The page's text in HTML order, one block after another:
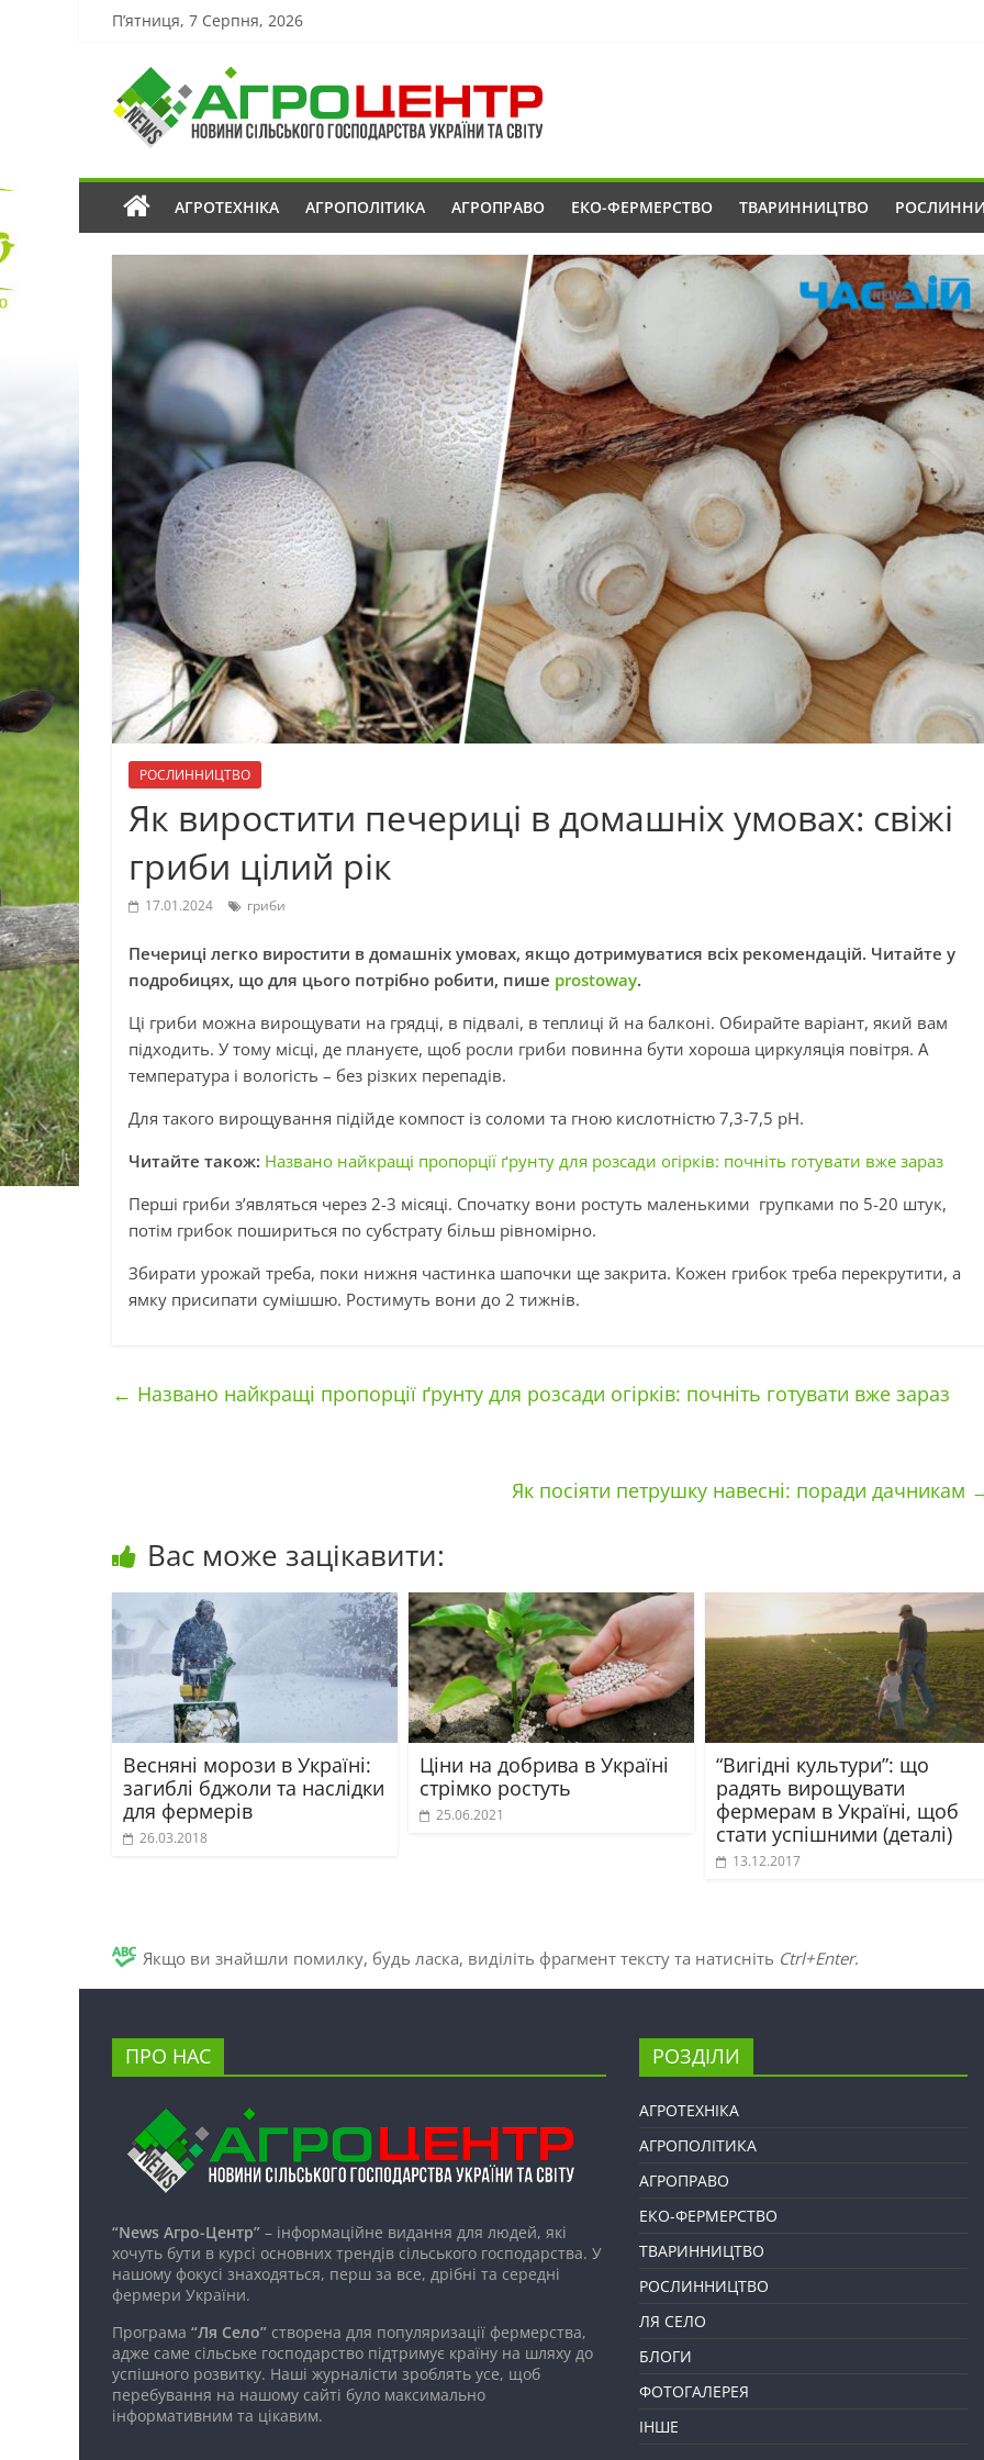
П’ятниця, 7 Серпня, 2026
АГРОТЕХНІКА АГРОПОЛІТИКА АГРОПРАВО ЕКО-ФЕРМЕРСТВО ТВАРИННИЦТВО
РОСЛИННИЦТВО
Як виростити печериці в домашніх умовах: свіжі
гриби цілий рік
17.01.2024 гриби
Печериці легко виростити в домашніх умовах, якщо дотримуватися всіх рекомендацій. Читайте у
подробицях, що для цього потрібно робити, пише prostoway.
Ці гриби можна вирощувати на грядці, в підвалі, в теплиці й на балконі. Обирайте варіант, який вам
підходить. У тому місці, де плануєте, щоб росли гриби повинна бути хороша циркуляція повітря. А
температура і вологість – без різких перепадів.
Для такого вирощування підійде компост із соломи та гною кислотністю 7,3-7,5 pH.
Читайте також: Названо найкращі пропорції ґрунту для розсади огірків: почніть готувати вже зараз
Перші гриби з’являться через 2-3 місяці. Спочатку вони ростуть маленькими групками по 5-20 штук,
потім грибок пошириться по субстрату більш рівномірно.
Збирати урожай треба, поки нижня частинка шапочки ще закрита. Кожен грибок треба перекрутити, а
ямку присипати сумішшю. Ростимуть вони до 2 тижнів.
← Названо найкращі пропорції ґрунту для розсади огірків: почніть готувати вже зараз
Як посіяти петрушку навесні: поради дачникам
Вас може зацікавити:
Весняні морози в Україні:
загиблі бджоли та наслідки
для фермерів
26.03.2018
Ціни на добрива в Україні
стрімко ростуть
25.06.2021
“Вигідні культури”: що
радять вирощувати
фермерам в Україні, щоб
стати успішними (деталі)
13.12.2017
Якщо ви знайшли помилку, будь ласка, виділіть фрагмент тексту та натисніть Ctrl+Enter.
ПРО НАС
“News Агро-Центр” – інформаційне видання для людей, які
хочуть бути в курсі основних трендів сільського господарства. У
нашому фокусі знаходяться, перш за все, дрібні та середні
фермери України.
Програма “Ля Село” створена для популяризації фермерства,
адже саме сільське господарство підтримує країну на шляху до
успішного розвитку. Наші журналісти зроблять усе, щоб
перебування на нашому сайті було максимально
інформативним та цікавим.
РОЗДІЛИ
АГРОТЕХНІКА
АГРОПОЛІТИКА
АГРОПРАВО
ЕКО-ФЕРМЕРСТВО
ТВАРИННИЦТВО
РОСЛИННИЦТВО
ЛЯ СЕЛО
БЛОГИ
ФОТОГАЛЕРЕЯ
ІНШЕ